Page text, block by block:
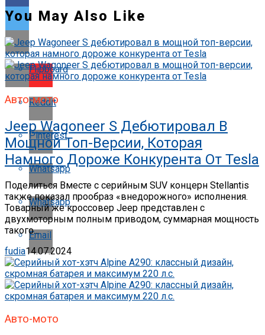
Flipboard
Reddit
Pinterest
Whatsapp
Whatsapp
Email
You May Also Like
Авто-мото
Jeep Wagoneer S Дебютировал В
Мощной Топ-Версии, Которая
Намного Дороже Конкурента От Tesla
Поделиться Вместе с серийным SUV концерн Stellantis
также показал прообраз «внедорожного» исполнения.
Товарный же кроссовер Jeep представлен с
двухмоторным полным приводом, суммарная мощность
такого...
fudia14.07.2024
Авто-мото